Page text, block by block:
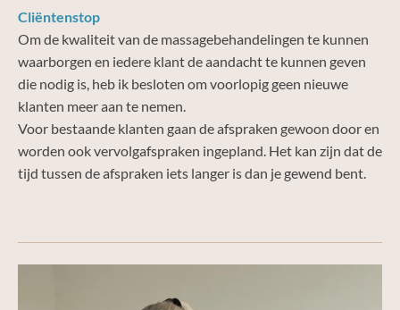
Cliëntenstop
Om de kwaliteit van de massagebehandelingen te kunnen
waarborgen en iedere klant de aandacht te kunnen geven
die nodig is, heb ik besloten om voorlopig geen nieuwe
klanten meer aan te nemen.
Voor bestaande klanten gaan de afspraken gewoon door en
worden ook vervolgafspraken ingepland. Het kan zijn dat de
tijd tussen de afspraken iets langer is dan je gewend bent.